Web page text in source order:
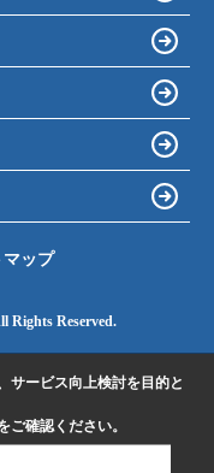
ップ
Reserved.
サービス向上検討を目的と
ご確認ください。